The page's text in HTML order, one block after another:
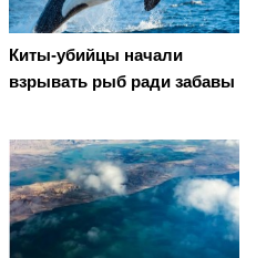
Киты-убийцы начали
взрывать рыб ради забавы